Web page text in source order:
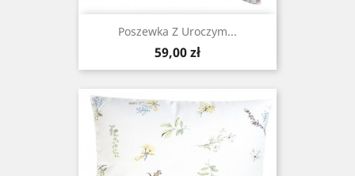
Poszewka Z Uroczym...
Cena
59,00 zł